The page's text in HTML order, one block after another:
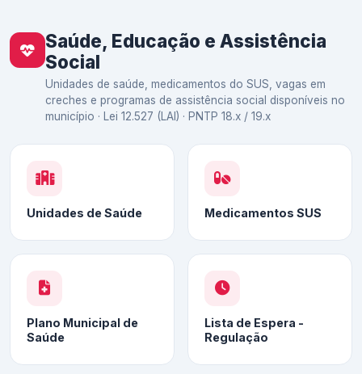
Saúde, Educação e Assistência
Social
Unidades de saúde, medicamentos do SUS, vagas em
creches e programas de assistência social disponíveis no
município · Lei 12.527 (LAI) · PNTP 18.x / 19.x
Unidades de Saúde Medicamentos SUS
Plano Municipal de
Saúde
Lista de Espera -
Regulação